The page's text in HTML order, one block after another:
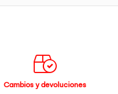
Cambios y devoluciones